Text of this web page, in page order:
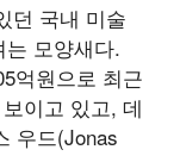
던 국내 미술
모양새다.
억원으로 최근
이고 있고, 데
우드(Jonas